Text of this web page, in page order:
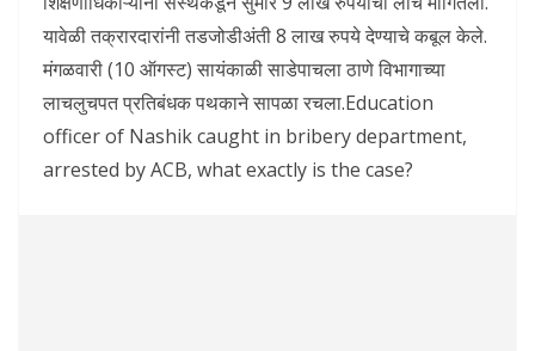
यावेळी तक्रारदारांनी तडजोडीअंती 8 लाख रुपये देण्याचे कबूल केले.
मंगळवारी (10 ऑगस्ट) सायंकाळी साडेपाचला ठाणे विभागाच्या
लाचलुचपत प्रतिबंधक पथकाने सापळा रचला.Education
officer of Nashik caught in bribery department,
arrested by ACB, what exactly is the case?